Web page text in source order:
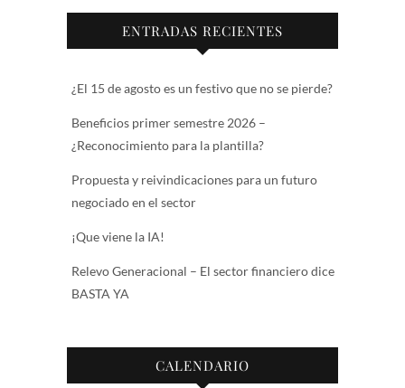
ENTRADAS RECIENTES
¿El 15 de agosto es un festivo que no se pierde?
Beneficios primer semestre 2026 –
¿Reconocimiento para la plantilla?
Propuesta y reivindicaciones para un futuro
negociado en el sector
¡Que viene la IA!
Relevo Generacional – El sector financiero dice
BASTA YA
CALENDARIO